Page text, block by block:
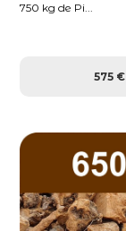
750 kg de Pi...
575 €